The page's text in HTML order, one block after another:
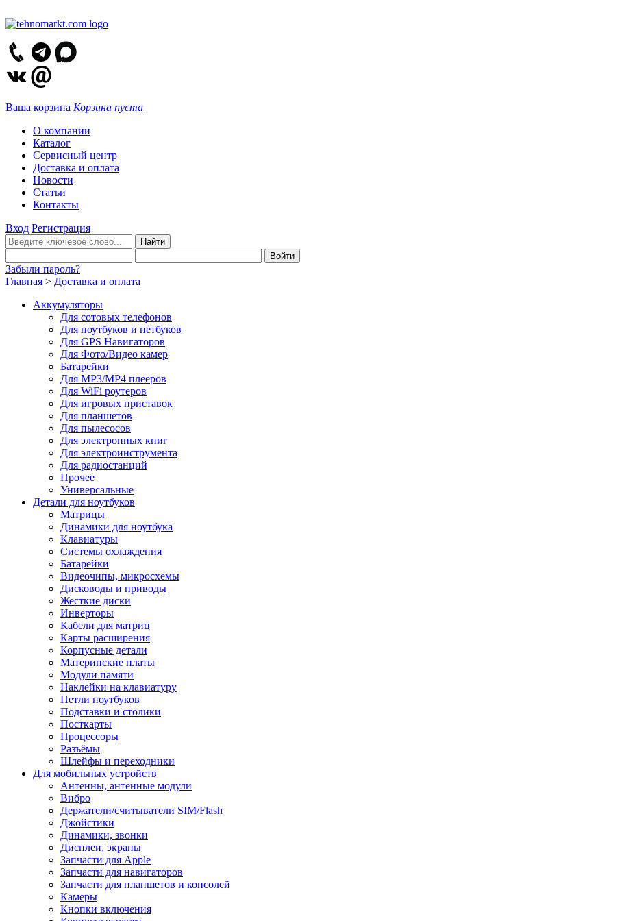
Ваша корзина Корзина пуста
О компании
Каталог
Сервисный центр
Доставка и оплата
Новости
Статьи
Контакты
Вход Регистрация
Забыли пароль?
Главная > Доставка и оплата
Аккумуляторы
Для сотовых телефонов
Для ноутбуков и нетбуков
Для GPS Навигаторов
Для Фото/Видео камер
Батарейки
Для MP3/MP4 плееров
Для WiFi роутеров
Для игровых приставок
Для планшетов
Для пылесосов
Для электронных книг
Для электроинструмента
Для радиостанций
Прочее
Универсальные
Детали для ноутбуков
Матрицы
Динамики для ноутбука
Клавиатуры
Системы охлаждения
Батарейки
Видеочипы, микросхемы
Дисководы и приводы
Жесткие диски
Инверторы
Кабели для матриц
Карты расширения
Корпусные детали
Материнские платы
Модули памяти
Наклейки на клавиатуру
Петли ноутбуков
Подставки и столики
Посткарты
Процессоры
Разъёмы
Шлейфы и переходники
Для мобильных устройств
Антенны, антенные модули
Вибро
Держатели/считыватели SIM/Flash
Джойстики
Динамики, звонки
Дисплеи, экраны
Запчасти для Apple
Запчасти для навигаторов
Запчасти для планшетов и консолей
Камеры
Кнопки включения